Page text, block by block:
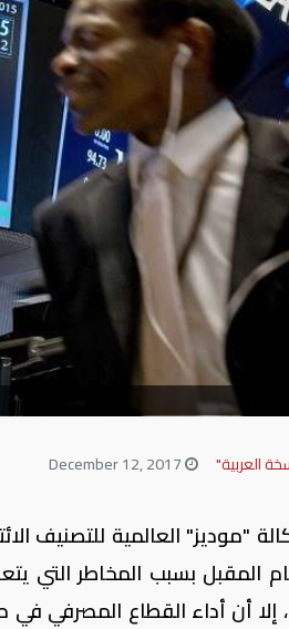
العربية"
"موديز" العالمية للتصنيف
المقبل بسبب المخاطر التي